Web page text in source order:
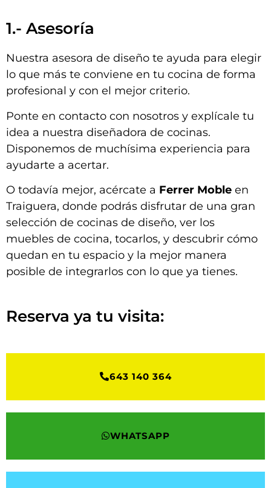
1.- Asesoría
Nuestra asesora de diseño te ayuda para elegir
lo que más te conviene en tu cocina de forma
profesional y con el mejor criterio.
Ponte en contacto con nosotros y explícale tu
idea a nuestra diseñadora de cocinas.
Disponemos de muchísima experiencia para
ayudarte a acertar.
O todavía mejor, acércate a Ferrer Moble en
Traiguera, donde podrás disfrutar de una gran
selección de cocinas de diseño, ver los
muebles de cocina, tocarlos, y descubrir cómo
quedan en tu espacio y la mejor manera
posible de integrarlos con lo que ya tienes.
Reserva ya tu visita:
643 140 364
WHATSAPP